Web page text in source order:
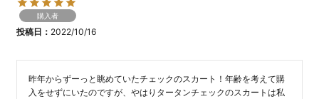
購入者
投稿日 2022/10/16
昨年からずーっと眺めていたチェックのスカート！年齢を考えて購
入をせずにいたのですが、やはりタータンチェックのスカートは私